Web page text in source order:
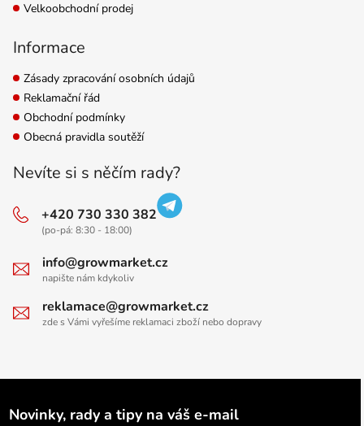
Velkoobchodní prodej
Informace
Zásady zpracování osobních údajů
Reklamační řád
Obchodní podmínky
Obecná pravidla soutěží
Nevíte si s něčím rady?
+420 730 330 382
(po-pá: 8:30 - 18:00)
info@growmarket.cz
napište nám kdykoliv
reklamace@growmarket.cz
zde s Vámi vyřešíme reklamaci zboží nebo dopravy
Novinky, rady a tipy na váš e-mail